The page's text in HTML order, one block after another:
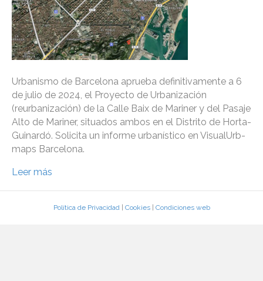
Urbanismo de Barcelona aprueba definitivamente a 6
de julio de 2024, el Proyecto de Urbanización
(reurbanización) de la Calle Baix de Mariner y del Pasaje
Alto de Mariner, situados ambos en el Distrito de Horta-
Guinardó. Solicita un informe urbanístico en VisualUrb-
maps Barcelona.
Leer más
Política de Privacidad| Cookies| Condiciones web